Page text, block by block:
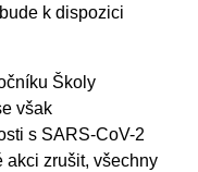
k dispozici
Školy
však
s SARS-CoV-2
akci zrušit, všechny